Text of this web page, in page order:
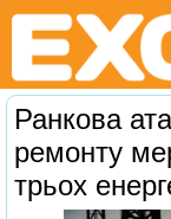
Ранкова
ремонту
трьох